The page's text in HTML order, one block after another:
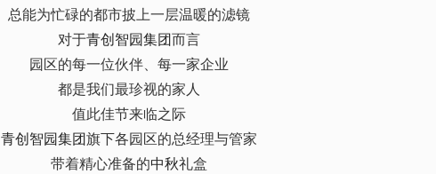
总能为忙碌的都市披上一层温暖的滤镜
对于青创智园集团而言
园区的每一位伙伴、每一家企业
都是我们最珍视的家人
值此佳节来临之际
青创智园集团旗下各园区的总经理与管家
带着精心准备的中秋礼盒